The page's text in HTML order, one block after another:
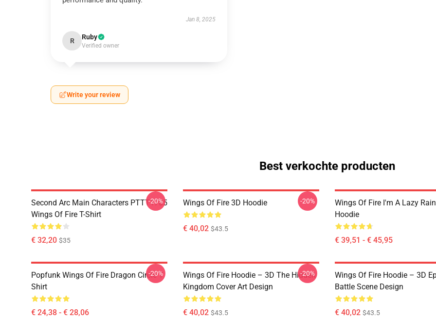
Jan 8, 2025
R Ruby
Verified owner
Write your review
Best verkochte producten
Second Arc Main Characters PTTT1705
Wings Of Fire T-Shirt
€ 32,20 $35
-20% Wings Of Fire 3D Hoodie
€ 40,02 $43.5
-20%
Wings Of Fire I'm A Lazy
Hoodie
€ 39,51 - € 45,95
Popfunk Wings Of Fire Dragon Circle T
Shirt
€ 24,38 - € 28,06
-20%
Wings Of Fire Hoodie – 3D The Hidden
Kingdom Cover Art Design
€ 40,02 $43.5
-20%
Wings Of Fire Hoodie – 3D
Battle Scene Design
€ 40,02 $43.5